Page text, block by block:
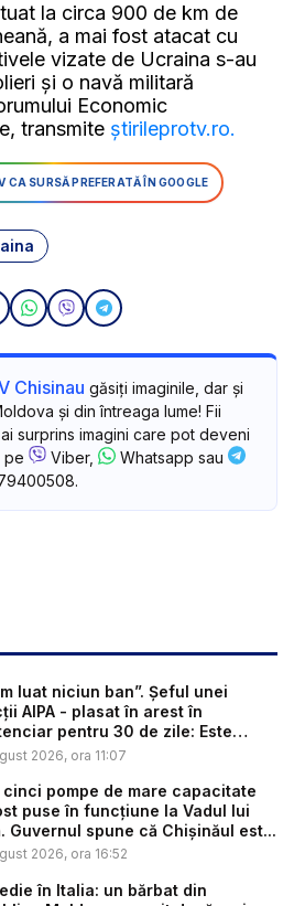
la circa 900 de km de
a mai fost atacat cu
vizate de Ucraina s-au
şi o navă militară
Economic
transmite știrileprotv.ro.
CA SURSĂ PREFERATĂ ÎN GOOGLE
Chisinau găsiți imaginile, dar și
și din întreaga lume! Fii
surprins imagini care pot deveni
pe
Viber,
Whatsapp sau
luat niciun ban”. Șeful unei
AIPA - plasat în arest în
pentru 30 de zile: Este
2026, ora 11:07
cinci pompe de mare capacitate
puse în funcțiune la Vadul lui
Guvernul spune că Chișinăul est...
2026, ora 16:52
în Italia: un bărbat din